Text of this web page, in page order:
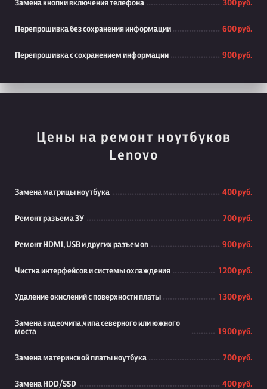
Замена кнопки включения телефона 300 руб.
Перепрошивка без сохранения информации 600 руб.
Перепрошивка с сохранением информации 900 руб.
Цены на ремонт ноутбуков
Lenovo
Замена матрицы ноутбука 400 руб.
Ремонт разъема ЗУ 700 руб.
Ремонт HDMI, USB и других разъемов 900 руб.
Чистка интерфейсов и системы охлаждения 1 200 руб.
Удаление окислений с поверхности платы 1 300 руб.
Замена видеочипа,чипа северного или южного
моста
1 900 руб.
Замена материнской платы ноутбука 700 руб.
Замена HDD/SSD 400 руб.